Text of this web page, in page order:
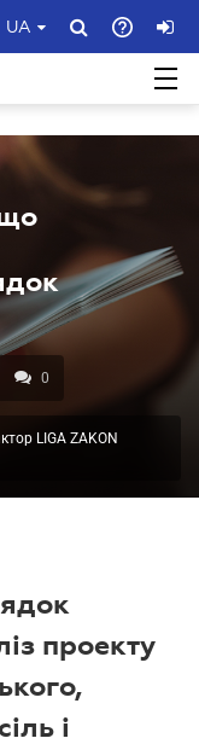
UA
0
LIGA ZAKON
проекту
і